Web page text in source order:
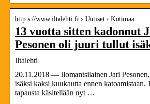
http s://www.iltalehti.fi › Uutiset › Kotimaa
13 vuotta sitten kadonnut
Pesonen oli juuri tullut
Iltalehti
20.11.2018 — Ilomantsilainen Jari
isäksi kaksi kuukautta ennen katoamistaan.
tapausta käsitellään nyt …